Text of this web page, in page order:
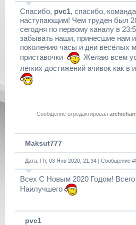
Спасибо, pvc1, спасибо,
наступающим! Чем труден был
сегодня по первому каналу в
забывать наши, принесшие нам
поколению часы и дни весёлых
приставочки
Желаю всем
лёгких достижений ачивок как в
Сообщение отредактировал
Maksut777
Дата: Пт, 03 Янв 2020, 21:34 | Сообщение #
Всех С Новым 2020 Годом!
Наилучшего
pvc1